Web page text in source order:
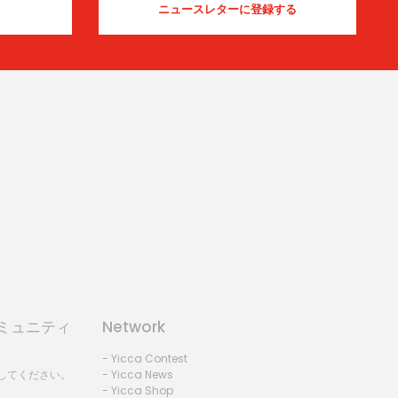
ュニティ
ください。
Network
- Yicca Contest
- Yicca News
- Yicca Shop